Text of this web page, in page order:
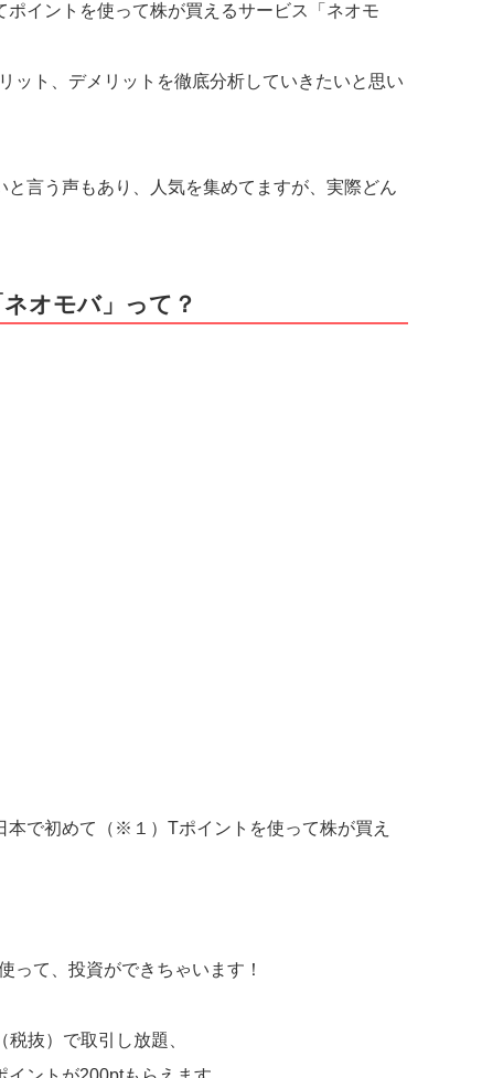
イントを使って株が買えるサービス「ネオモ
ット、デメリットを徹底分析していきたいと思い
言う声もあり、人気を集めてますが、実際どん
オモバ」って？
で初めて（※１）Tポイントを使って株が買え
って、投資ができちゃいます！
抜）で取引し放題、